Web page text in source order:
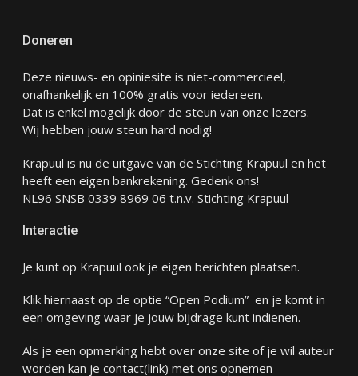
Doneren
Deze nieuws- en opiniesite is niet-commercieel,
onafhankelijk en 100% gratis voor iedereen.
Dat is enkel mogelijk door de steun van onze lezers.
Wij hebben jouw steun hard nodig!
Krapuul is nu de uitgave van de Stichting Krapuul en het
heeft een eigen bankrekening. Gedenk ons!
NL96 SNSB 0339 8969 06 t.n.v. Stichting Krapuul
Interactie
Je kunt op Krapuul ook je eigen berichten plaatsen.
Klik hiernaast op de optie “Open Podium” en je komt in
een omgeving waar je jouw bijdrage kunt indienen.
Als je een opmerking hebt over onze site of je wil auteur
worden kan je contact(link) met ons opnemen